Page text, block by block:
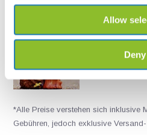
Allow
Deny
Live chat
Chatten Sie mit
*Alle Preise verstehen sich inklusive
Gebühren, jedoch exklusive